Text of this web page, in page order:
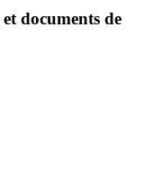
documents de